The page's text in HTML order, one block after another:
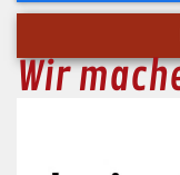
Wir